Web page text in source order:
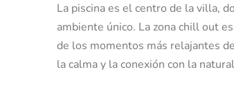
La piscina es el centro de la villa,
ambiente único. La zona chill out
de los momentos más relajantes
la calma y la conexión con la